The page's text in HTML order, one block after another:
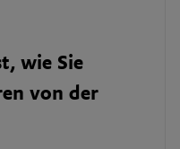
wie Sie
von der